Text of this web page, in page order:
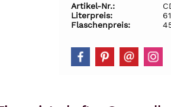
Artikel-Nr.:
Literpreis:
Flaschenpreis: